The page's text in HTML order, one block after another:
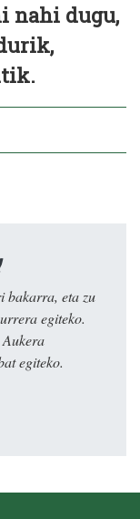
nahi dugu,
bakarra, eta zu
egiteko.
egiteko.